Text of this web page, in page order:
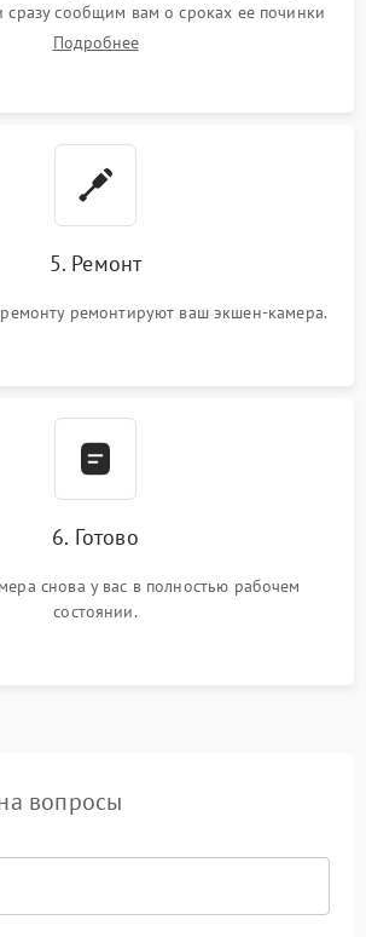
сразу сообщим вам о сроках ее починки
Подробнее
5. Ремонт
ремонтируют ваш экшен-камера.
6. Готово
снова у вас в полностью рабочем
состоянии.
вопросы